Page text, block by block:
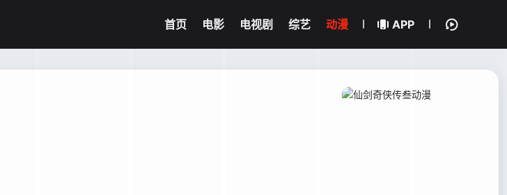
首页 电影 电视剧 综艺 动漫 APP